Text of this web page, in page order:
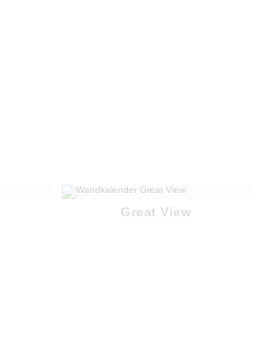
Great View